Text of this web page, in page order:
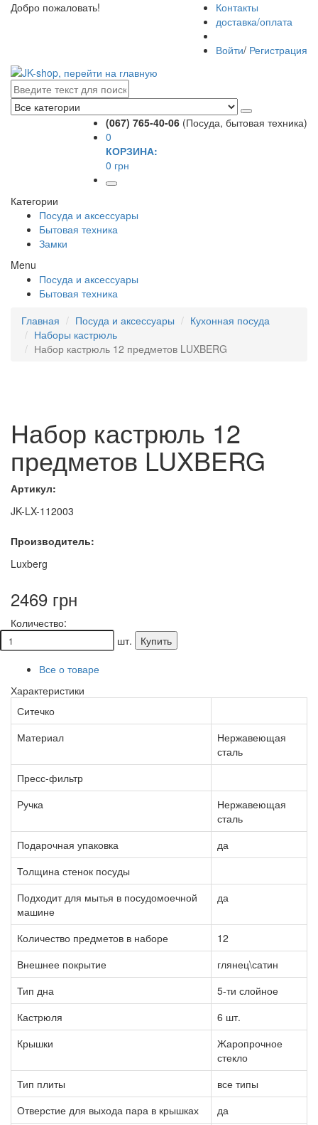
Добро пожаловать!
Контакты
доставка/оплата
Войти/ Регистрация
(067) 765-40-06 (Посуда, бытовая техника)
0
КОРЗИНА:
0 грн
Категории
Посуда и аксессуары
Бытовая техника
Замки
Menu
Посуда и аксессуары
Бытовая техника
Главная
Посуда и аксессуары
Кухонная посуда
Наборы кастрюль
Набор кастрюль 12 предметов LUXBERG
Набор кастрюль 12
предметов LUXBERG
Артикул:
JK-LX-112003
Производитель:
Luxberg
2469 грн
Количество:
шт.
Купить
Все о товаре
Характеристики
Ситечко
Материал
Нержавеющая
сталь
Пресс-фильтр
Ручка
Нержавеющая
сталь
Подарочная упаковка
да
Толщина стенок посуды
Подходит для мытья в посудомоечной
машине
да
Количество предметов в наборе
12
Внешнее покрытие
глянец\сатин
Тип дна
5-ти слойное
Кастрюля
6 шт.
Крышки
Жаропрочное
стекло
Тип плиты
все типы
Отверстие для выхода пара в крышках
да